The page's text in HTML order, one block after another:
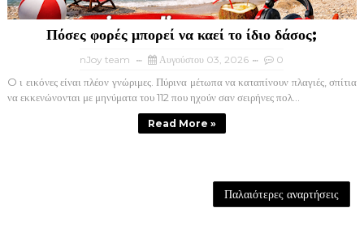
Πόσες φορές μπορεί να καεί το ίδιο δάσος;
nJoy team Αυγούστου 03, 2026 0
O ι εικόνες είναι πλέον γνώριμες. Πύρινα μέτωπα να καταπίνουν πλαγιές, σπίτια
να εκκενώνονται με μηνύματα του 112 που ηχούν σαν σειρήνες πολ...
Read More »
Παλαιότερες αναρτήσεις